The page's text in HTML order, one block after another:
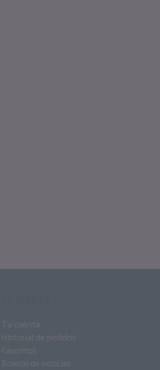
Tu cuenta
Historial de pedidos
Favoritos
Boletín de noticias